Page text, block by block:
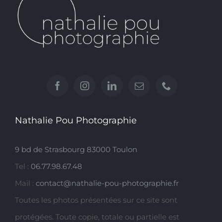
Nathalie Pou Photographie
9 bd de Strasbourg 83000 Toulon
Tel : 06.77.98.67.48
Mail : contact@nathalie-pou-photographie.fr
Toutes les photos présentées sur ce site sont
protégées. Toute copie, totale ou partielle est